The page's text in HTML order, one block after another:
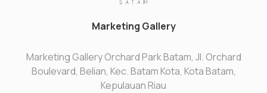
Marketing Gallery
Marketing Gallery Orchard Park Batam, Jl. Orchard
Boulevard, Belian, Kec. Batam Kota, Kota Batam,
Kepulauan Riau